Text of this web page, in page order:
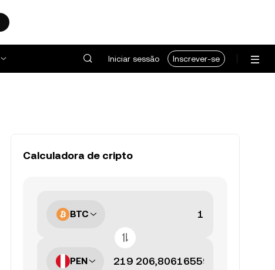
Iniciar sessão Inscrever-se
Calculadora de cripto
BTC
PEN